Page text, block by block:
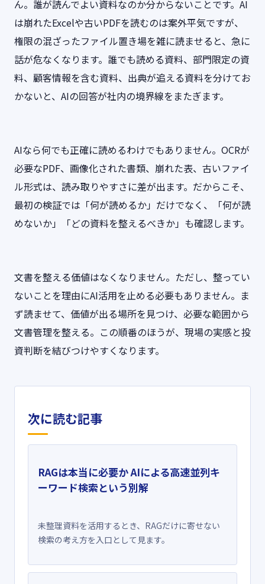
ん。誰が読んでよい資料なのか分からないことです。AI
は崩れたExcelや古いPDFを読むのは案外平気ですが、
権限の混ざったファイル置き場を雑に読ませると、急に
話が危なくなります。誰でも読める資料、部門限定の資
料、顧客情報を含む資料、出典が追える資料を分けてお
かないと、AIの回答が社内の境界線をまたぎます。
AIなら何でも正確に読めるわけでもありません。OCRが
必要なPDF、画像化された書類、崩れた表、古いファイ
ル形式は、読み取りやすさに差が出ます。だからこそ、
最初の検証では「何が読めるか」だけでなく、「何が読
めないか」「どの資料を整えるべきか」も確認します。
文書を整える価値はなくなりません。ただし、整ってい
ないことを理由にAI活用を止める必要もありません。ま
ず読ませて、価値が出る場所を見つけ、必要な範囲から
文書管理を整える。この順番のほうが、現場の実感と投
資判断を結びつけやすくなります。
次に読む記事
RAGは本当に必要か AIによる高速並列キ
ーワード検索という別解
未整理資料を活用するとき、RAGだけに寄せない
検索の考え方を入口として見ます。